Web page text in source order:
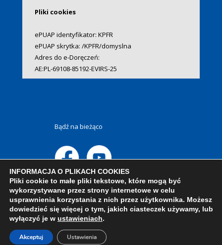
Pliki cookies
ePUAP identyfikator: KPFR
ePUAP skrytka: /KPFR/domyslna
Adres do e-Doręczeń:
AE:PL-69108-85192-EVIRS-25
Bądź na bieżąco
INFORMACJA O PLIKACH COOKIES
Pliki cookie to małe pliki tekstowe, które mogą być
wykorzystywane przez strony internetowe w celu
usprawnienia korzystania z nich przez użytkownika. Możesz
dowiedzieć się więcej o tym, jakich ciasteczek używamy, lub
wyłączyć je w ustawieniach.
Akceptuj Ustawienia